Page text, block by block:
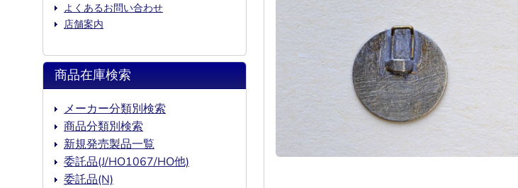
よくあるお問い合わせ
店舗案内
商品在庫検索
メーカー分類別検索
商品分類別検索
新規発売製品一覧
委託品(J/HO1067/HO他)
委託品(N)